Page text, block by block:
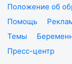
Положение об
Помощь
Темы
Пресс-центр